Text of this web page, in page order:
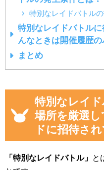
特別なレイドバトル
特別なレイドバトル
んなときは開催履歴
まとめ
特別なレイ
場所を厳選
ドに招待さ
「特別なレイドバトル」 と